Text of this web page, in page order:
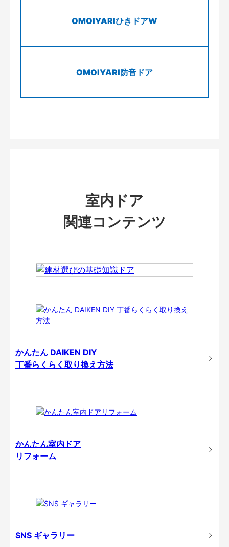
OMOIYARIひきドアW
OMOIYARI防音ドア
室内ドア
関連コンテンツ
かんたん DAIKEN DIY
丁番らくらく取り換え方法
かんたん室内ドア
リフォーム
SNS ギャラリー